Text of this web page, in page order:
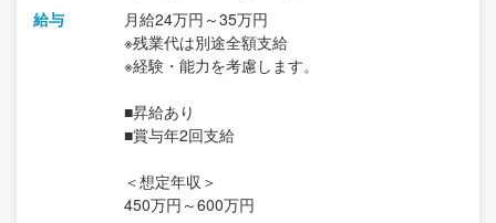
給与
月給24万円～35万円
※残業代は別途全額支給
※経験・能力を考慮します。
■昇給あり
■賞与年2回支給
＜想定年収＞
450万円～600万円